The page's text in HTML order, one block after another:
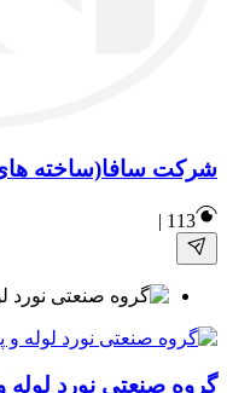
شرکت سافا(ساخته
113
|
گروه صنعتی نورد